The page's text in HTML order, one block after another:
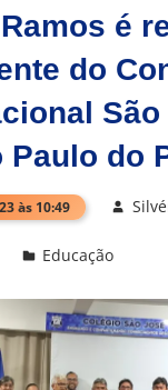
é
do
São
Paulo do
às 10:49
Educação